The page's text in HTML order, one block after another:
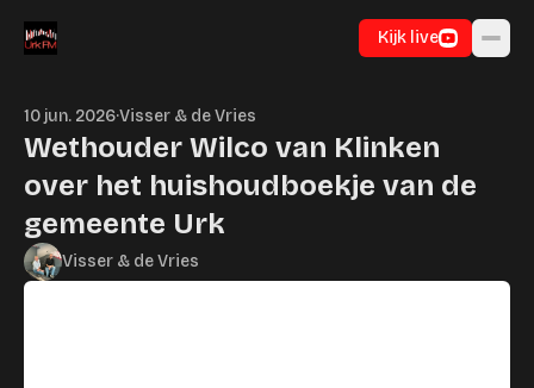
Kijk live
10 jun. 2026·Visser & de Vries
Wethouder Wilco van Klinken
over het huishoudboekje van de
gemeente Urk
Visser & de Vries